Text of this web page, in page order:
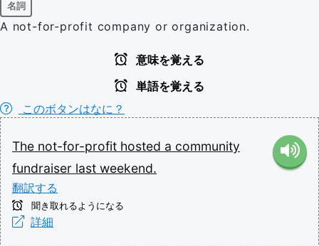
名詞
A not-for-profit company or organization.
意味を覚える
単語を覚える
このボタンはなに？
The not-for-profit hosted a community
fundraiser last weekend.
翻訳する
聞き取れるようになる
詳細